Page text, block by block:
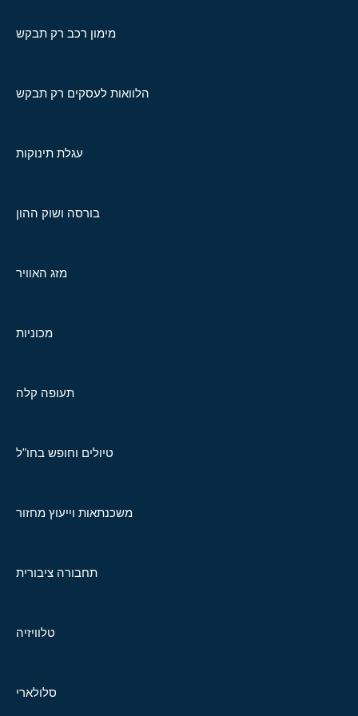
מימון רכב רק תבקש
הלוואות לעסקים רק תבקש
עגלת תינוקות
בורסה ושוק ההון
מזג האוויר
מכוניות
תעופה קלה
טיולים וחופש בחו"ל
משכנתאות וייעוץ מחזור
תחבורה ציבורית
טלוויזיה
סלולארי